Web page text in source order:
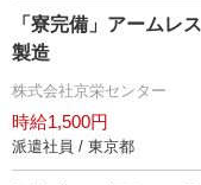
「寮完備」アームレ
製造
株式会社京栄センター
時給1,500円
派遣社員 / 東京都